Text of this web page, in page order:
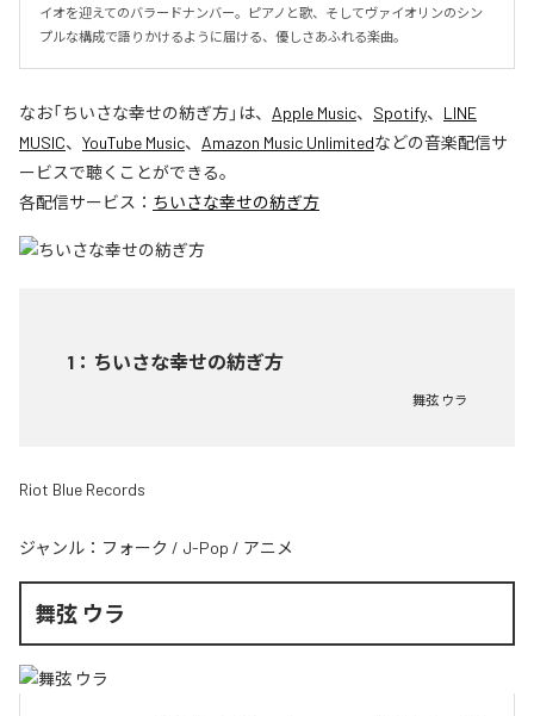
イオを迎えてのバラードナンバー。ピアノと歌、そしてヴァイオリンのシン
プルな構成で語りかけるように届ける、優しさあふれる楽曲。
なお「ちいさな幸せの紡ぎ方」は、 Apple Music、 Spotify、 LINE
MUSIC、 YouTube Music、 Amazon Music Unlimitedなどの音楽配信サ
ービスで聴くことができる。
各配信サービス： ちいさな幸せの紡ぎ方
1 ： ちいさな幸せの紡ぎ方
舞弦 ウラ
Riot Blue Records
ジャンル： フォーク / J-Pop / アニメ
舞弦 ウラ